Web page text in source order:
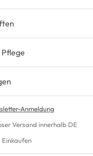
Anmeldung
Versand innerhalb DE
Einkaufen